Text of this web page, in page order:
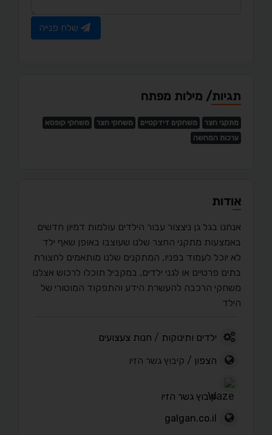
שלח פנייה
תגיות/ מילות מפתח
מתקני חצר משחקים דידקטיים משחקי חצר
משחקי קופסא
ערכות המחשה
אודות
אנחנו בגל גן ניצצור עבור הילדים עולמות דמיון חדשים
באמצעות מתקני החצר שלנו שעוצבו באופן שאף ילד
לא יוכל לעמוד בפניו, המתקנים שלנו מותאמים לחצורת
בתים פרטיים או לגני ילדים, במקביל תוכלו לרכוש אצלנו
משחקי הרכבה להעשרת הידע והתפקוד המוטורי של
הילד
ילדים ותינוקות / חנות צעצועים
הצפון / קיבוץ גשר הזיו
קיבוץ גשר הזיו
galgan.co.il